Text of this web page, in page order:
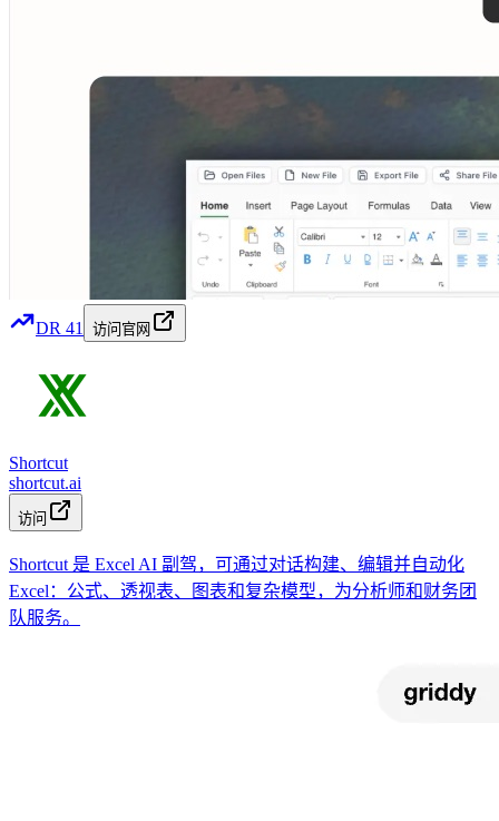
DR 41 访问官网
Shortcut
shortcut.ai
访问
Shortcut 是 Excel AI 副驾，可通过对话构建、编辑并自动化
Excel：公式、透视表、图表和复杂模型，为分析师和财务团
队服务。